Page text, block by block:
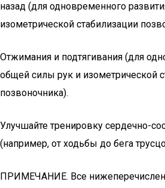
назад (для одновременного
изометрической стабилизации
Отжимания и подтягивания (для
общей силы рук и изометрической
позвоночника).
Улучшайте тренировку сердечно-
(например, от ходьбы до бега
ПРИМЕЧАНИЕ. Все